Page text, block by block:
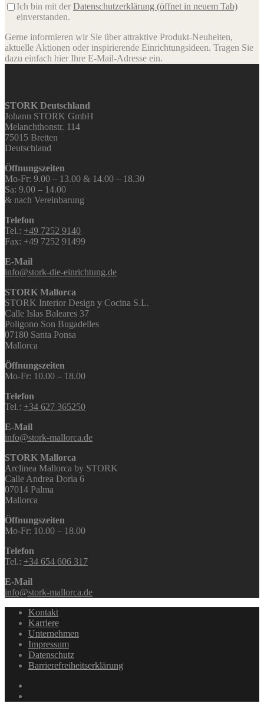
Ich bin mit der Datenschutzerklärung (öffnet in neuem Tab)
einverstanden.
Gerne informieren wir Sie über attraktive Produkt-Neuheiten,
aktuelle Aktionen oder inspirierende Einrichtungsideen. Tragen Sie
dazu einfach hier Ihre E-Mail-Adresse ein.
STORK Deutschland
Johann STORK GmbH
Melanchthonstr. 114
75015 Bretten
Deutschland
Öffnungszeiten
Mo-Fr: 9.00 – 13.00 & 14.00 – 18.30
Sa: 9.00 – 14.00
& nach Vereinbarung
Telefon
Tel.: +49 7252 9140
Fax: +49 7252 91499
E-Mail
info@stork-die-einrichtung.de
STORK Mallorca
STORK Interior Design y Cocina S.L.
Calle Islas Baleares 37
Poligono Son Bugadelles
07180 Santa Ponsa
Mallorca
Öffnungszeiten
Mo-Fr: 10.00 – 18.00
Telefon
Tel.: +34 627 365250
E-Mail
info@stork-mallorca.de
STORK Mallorca
Arclinea Mallorca by STORK
Calle Andrea Doria 6
07014 Palma
Mallorca
Öffnungszeiten
Mo-Fr: 10.00 – 18.00
Telefon
Tel.: +34 654 606 317
E-Mail
info@stork-mallorca.de
Kontakt
Karriere
Unternehmen
Impressum
Datenschutz
Barrierefreiheitserklärung